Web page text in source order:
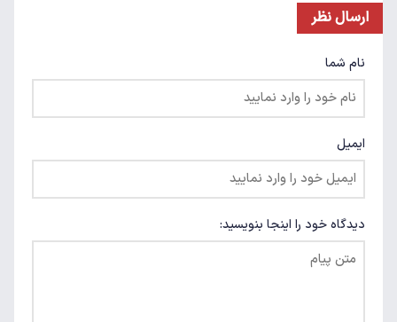
ارسال نظر
نام شما
ایمیل
دیدگاه خود را اینجا بنویسید: